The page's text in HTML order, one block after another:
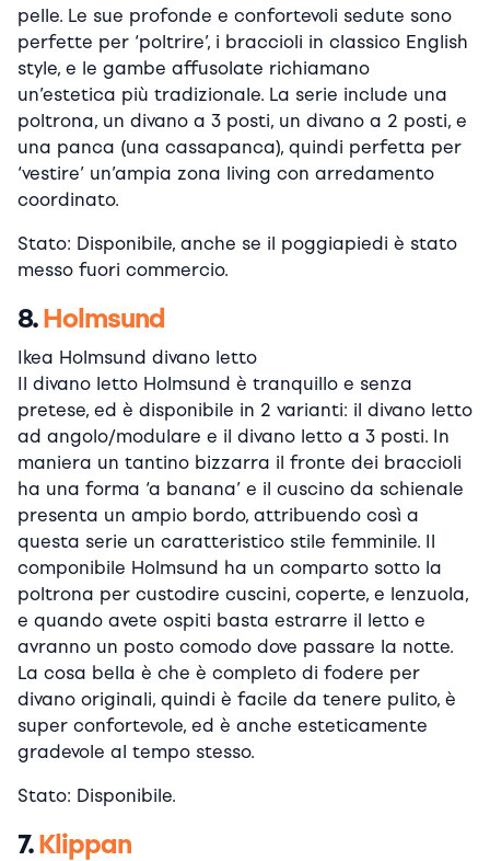
pelle. Le sue profonde e confortevoli sedute sono
perfette per ‘poltrire’, i braccioli in classico English
style, e le gambe affusolate richiamano
un’estetica più tradizionale. La serie include una
poltrona, un divano a 3 posti, un divano a 2 posti, e
una panca (una cassapanca), quindi perfetta per
‘vestire’ un’ampia zona living con arredamento
coordinato.
Stato: Disponibile, anche se il poggiapiedi è stato
messo fuori commercio.
8.Holmsund
Ikea Holmsund divano letto
Il divano letto Holmsund è tranquillo e senza
pretese, ed è disponibile in 2 varianti: il divano letto
ad angolo/modulare e il divano letto a 3 posti. In
maniera un tantino bizzarra il fronte dei braccioli
ha una forma ‘a banana’ e il cuscino da schienale
presenta un ampio bordo, attribuendo così a
questa serie un caratteristico stile femminile. Il
componibile Holmsund ha un comparto sotto la
poltrona per custodire cuscini, coperte, e lenzuola,
e quando avete ospiti basta estrarre il letto e
avranno un posto comodo dove passare la notte.
La cosa bella è che è completo di fodere per
divano originali, quindi è facile da tenere pulito, è
super confortevole, ed è anche esteticamente
gradevole al tempo stesso.
Stato: Disponibile.
7.Klippan